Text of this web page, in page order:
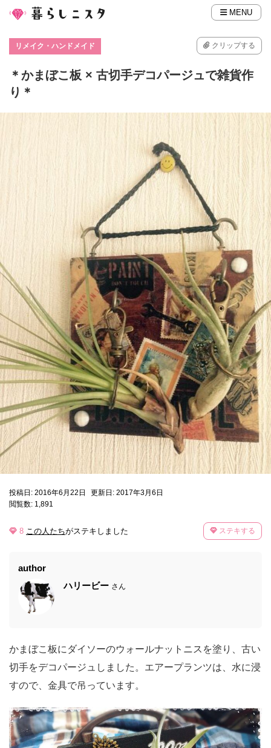
MENU
リメイク・ハンドメイド クリップする
＊かまぼこ板 × 古切手デコパージュで雑貨作
り＊
投稿日: 2016年6月22日
更新日: 2017年3月6日
閲覧数: 1,891
8 この人たちがステキしました ステキする
author
ハリービー さん
かまぼこ板にダイソーのウォールナットニスを塗り、古い
切手をデコパージュしました。エアープランツは、水に浸
すので、金具で吊っています。